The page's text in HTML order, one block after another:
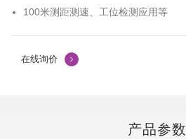
100米测距测速、工位检测应用等
在线询价
产品参数